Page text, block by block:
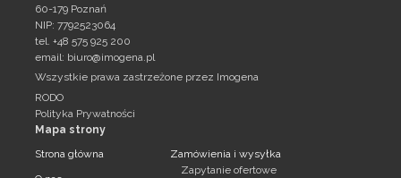
60-179 Poznań
NIP: 7792523064
tel. +48 575 925 200
email: biuro@imogena.pl
Wszystkie prawa zastrzeżone przez Imogena
RODO
Polityka Prywatności
Mapa strony
Strona główna
Zamówienia i wysyłka
Zapytanie ofertowe